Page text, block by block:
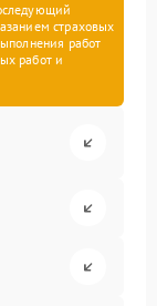
страховых
работ
работ и